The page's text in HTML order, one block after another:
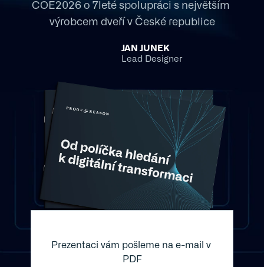
COE2026 o 7leté spolupráci s největším
výrobcem dveří v České republice
JAN JUNEK
Lead Designer
Prezentaci vám pošleme na e-mail v
PDF